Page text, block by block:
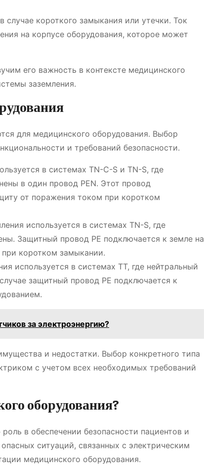
случае короткого замыкания или утечки. Ток
на корпусе оборудования, которое может
его важность в контексте медицинского
заземления.
для медицинского оборудования. Выбор
и требований безопасности.
в системах TN-C-S и TN-S, где
в один провод PEN. Этот провод
от поражения током при коротком
используется в системах TN-S, где
Защитный провод PE подключается к земле на
коротком замыкании.
используется в системах TT, где нейтральный
защитный провод PE подключается к
за электроэнергию?
и недостатки. Выбор конкретного типа
с учетом всех необходимых требований
оборудования?
в обеспечении безопасности пациентов и
ситуаций, связанных с электрическим
медицинского оборудования.